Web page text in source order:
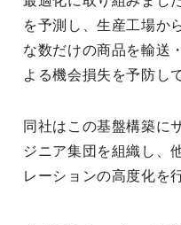
を予測し、生産工場か
な数だけの商品を輸送
よる機会損失を予防し
同社はこの基盤構築に
ジニア集団を組織し、
レーションの高度化を